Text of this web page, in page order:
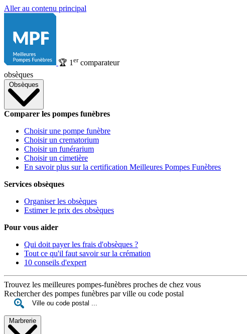
Aller au contenu principal
🏆 1 ercomparateur
obsèques
Obsèques
Comparer les pompes funèbres
Choisir une pompe funèbre
Choisir un crematorium
Choisir un funérarium
Choisir un cimetière
En savoir plus sur la certification Meilleures Pompes Funèbres
Services obsèques
Organiser les obsèques
Estimer le prix des obsèques
Pour vous aider
Qui doit payer les frais d'obsèques ?
Tout ce qu'il faut savoir sur la crémation
10 conseils d'expert
Trouvez les meilleures pompes-funèbres proches de chez vous
Rechercher des pompes funèbres par ville ou code postal
Marbrerie